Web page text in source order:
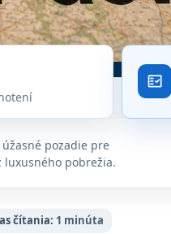
fact_check
pozadie pre
luxusného pobrežia.
čítania: 1 minúta